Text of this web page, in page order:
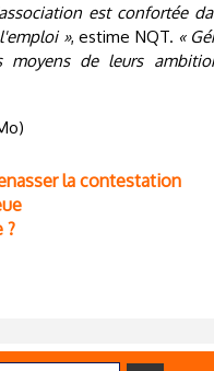
est confortée
», estime NQT. «
de leurs
la contestation
?